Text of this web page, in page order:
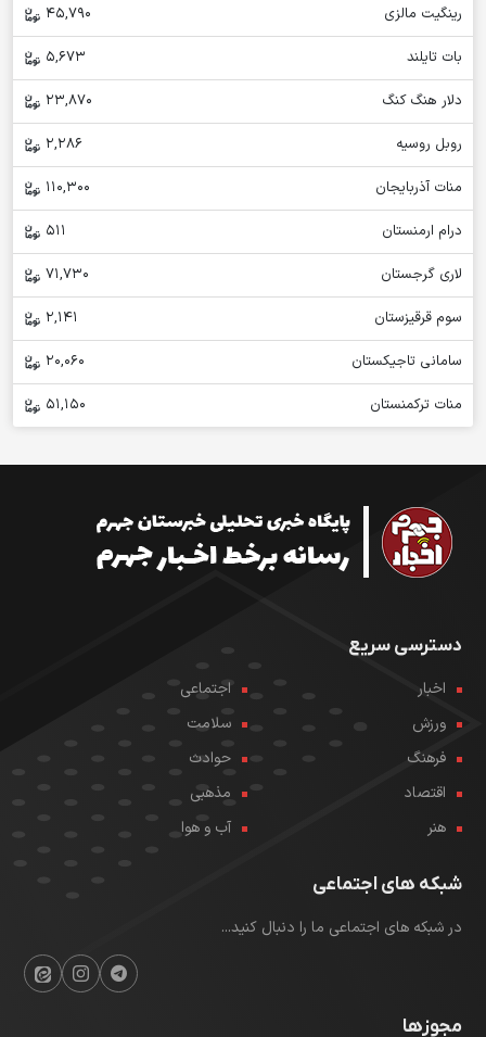
رینگیت مالزی
45,790
بات تایلند
5,673
دلار هنگ کنگ
23,870
روبل روسیه
2,286
منات آذربایجان
110,300
درام ارمنستان
511
لاری گرجستان
71,730
سوم قرقیزستان
2,141
سامانی تاجیکستان
20,060
منات ترکمنستان
51,150
دسترسی سریع
اخبار
اجتماعی
ورزش
سلامت
فرهنگ
حوادث
اقتصاد
مذهبی
هنر
آب و هوا
شبکه های اجتماعی
در شبکه های اجتماعی ما را دنبال کنید...
مجوزها